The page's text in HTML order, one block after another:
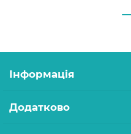
Інформація
Додатково